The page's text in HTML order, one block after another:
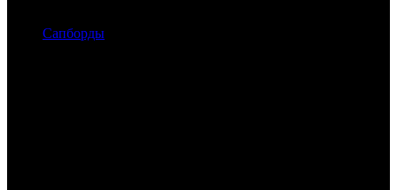
Сапборды